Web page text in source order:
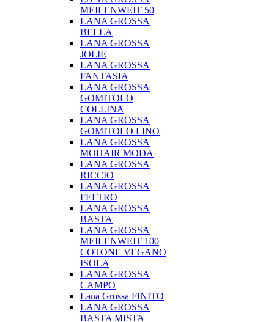
MEILENWEIT 50
LANA GROSSA
BELLA
LANA GROSSA
JOLIE
LANA GROSSA
FANTASIA
LANA GROSSA
GOMITOLO
COLLINA
LANA GROSSA
GOMITOLO LINO
LANA GROSSA
MOHAIR MODA
LANA GROSSA
RICCIO
LANA GROSSA
FELTRO
LANA GROSSA
BASTA
LANA GROSSA
MEILENWEIT 100
COTONE VEGANO
ISOLA
LANA GROSSA
CAMPO
Lana Grossa FINITO
LANA GROSSA
BASTA MISTA